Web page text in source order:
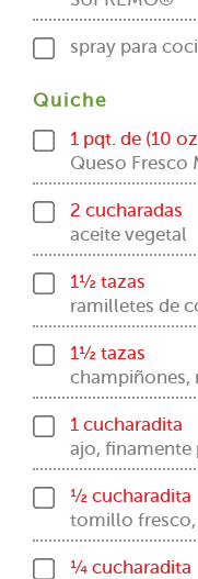
spray para
Quiche
1 pqt. de (10
Queso Fresco
2 cucharadas
aceite vegetal
1½ tazas
ramilletes de
1½ tazas
champiñones,
1 cucharadita
ajo, finamente
½ cucharadita
tomillo fresco,
¼ cucharadita